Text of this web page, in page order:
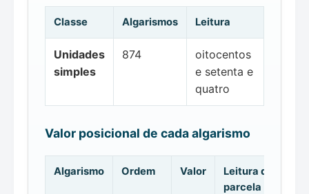
Classe Algarismos Leitura
Unidades
simples
874
oitocentos
e setenta e
quatro
Valor posicional de cada algarismo
Algarismo Ordem Valor
Leitura da
parcela